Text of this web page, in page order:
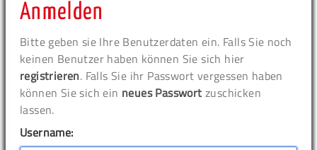
Anmelden
Bitte geben sie Ihre Benutzerdaten ein. Falls Sie noch
keinen Benutzer haben können Sie sich hier
registrieren. Falls Sie ihr Passwort vergessen haben
können Sie sich ein neues Passwort zuschicken
lassen.
Username: